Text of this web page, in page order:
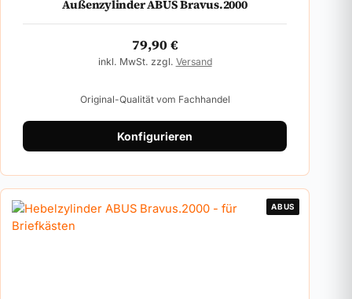
Außenzylinder ABUS Bravus.2000
79,90€
inkl. MwSt. zzgl. Versand
Original-Qualität vom Fachhandel
Konfigurieren
ABUS